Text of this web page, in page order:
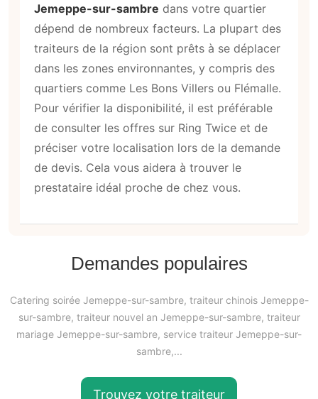
Jemeppe-sur-sambre dans votre quartier
dépend de nombreux facteurs. La plupart des
traiteurs de la région sont prêts à se déplacer
dans les zones environnantes, y compris des
quartiers comme Les Bons Villers ou Flémalle.
Pour vérifier la disponibilité, il est préférable
de consulter les offres sur Ring Twice et de
préciser votre localisation lors de la demande
de devis. Cela vous aidera à trouver le
prestataire idéal proche de chez vous.
Demandes populaires
Catering soirée Jemeppe-sur-sambre, traiteur chinois Jemeppe-
sur-sambre, traiteur nouvel an Jemeppe-sur-sambre, traiteur
mariage Jemeppe-sur-sambre, service traiteur Jemeppe-sur-
sambre,...
Trouvez votre traiteur